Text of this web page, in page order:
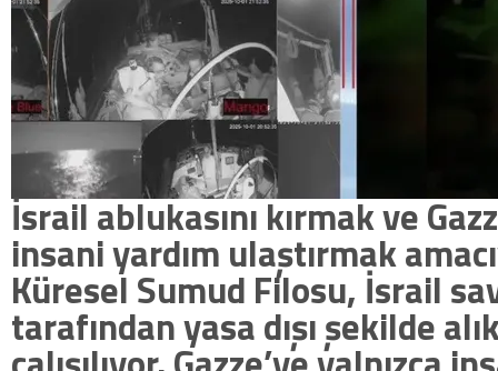
İsrail ablukasını kırmak ve
insani yardım ulaştırmak
Küresel Sumud Filosu, İsrail
tarafından yasa dışı şekilde